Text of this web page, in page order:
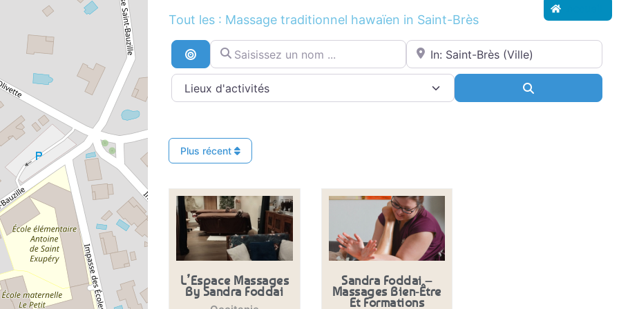
Tout les : Massage traditionnel hawaïen in Saint-Brès
Recherche par distance
Saisissez un nom ... Proche de...
Plus récent
L’Espace Massages
By Sandra Foddai
Sandra Foddai –
Massages Bien-Être
Et Formations